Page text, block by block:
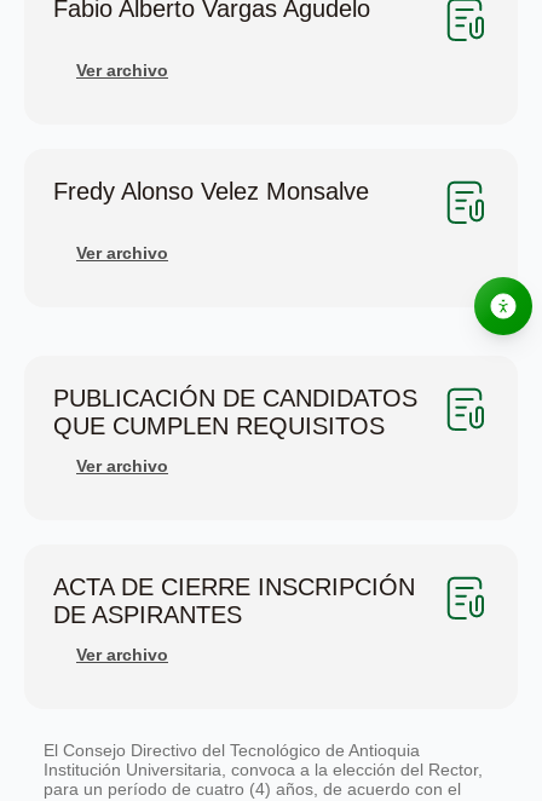
Fabio Alberto Vargas Agudelo
Ver archivo
Fredy Alonso Velez Monsalve
Ver archivo
PUBLICACIÓN DE CANDIDATOS
QUE CUMPLEN REQUISITOS
Ver archivo
ACTA DE CIERRE INSCRIPCIÓN
DE ASPIRANTES
Ver archivo
El Consejo Directivo del Tecnológico de Antioquia
Institución Universitaria, convoca a la elección del Rector,
para un período de cuatro (4) años, de acuerdo con el